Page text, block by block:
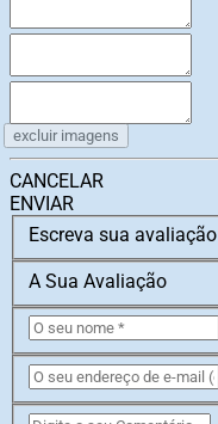
excluir imagens
CANCELAR
ENVIAR
Escreva sua avaliação
A Sua Avaliação